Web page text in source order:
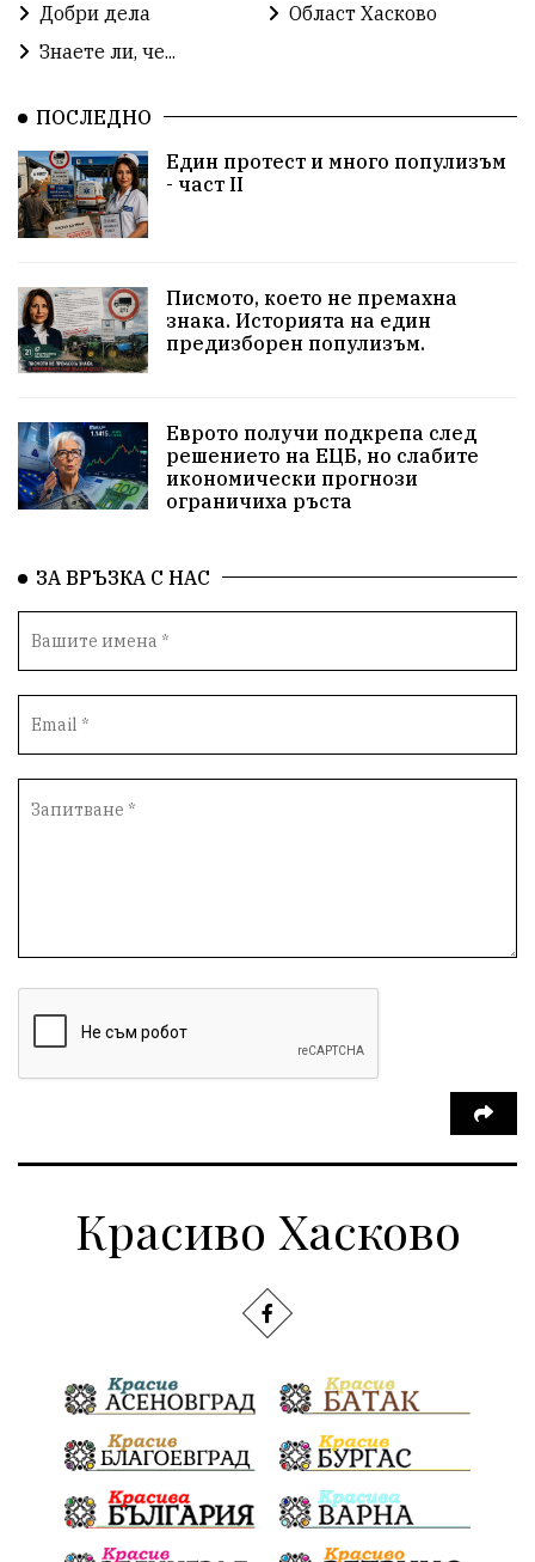
Делчо Пехливанов протест общество
Станислав Дечев Исторически парк
несправедливост бухалки
екология
Хасково добри дела
здравословен живот пенсионери Сметища
ЗаедноМожемПовече Село Динево Акция
РИОСВ МОСВ Държавна Мафия
Добри дела
Област Хасково
Знаете ли, че...
ПОСЛЕДНО
Един протест и много популизъм
- част II
Писмото, което не премахна
знака. Историята на един
предизборен популизъм.
Еврото получи подкрепа след
решението на ЕЦБ, но слабите
икономически прогнози
ограничиха ръста
ЗА ВРЪЗКА С НАС
Красиво Хасково